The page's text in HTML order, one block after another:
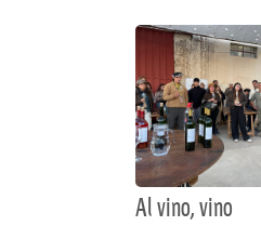
Al vino, vino